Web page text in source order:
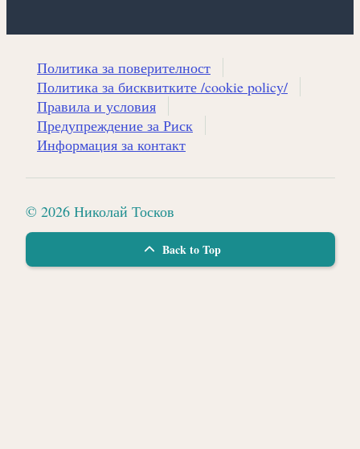
Политика за поверителност
Политика за бисквитките /cookie policy/
Правила и условия
Предупреждение за Риск
Информация за контакт
© 2026 Николай Тосков
Back to Top